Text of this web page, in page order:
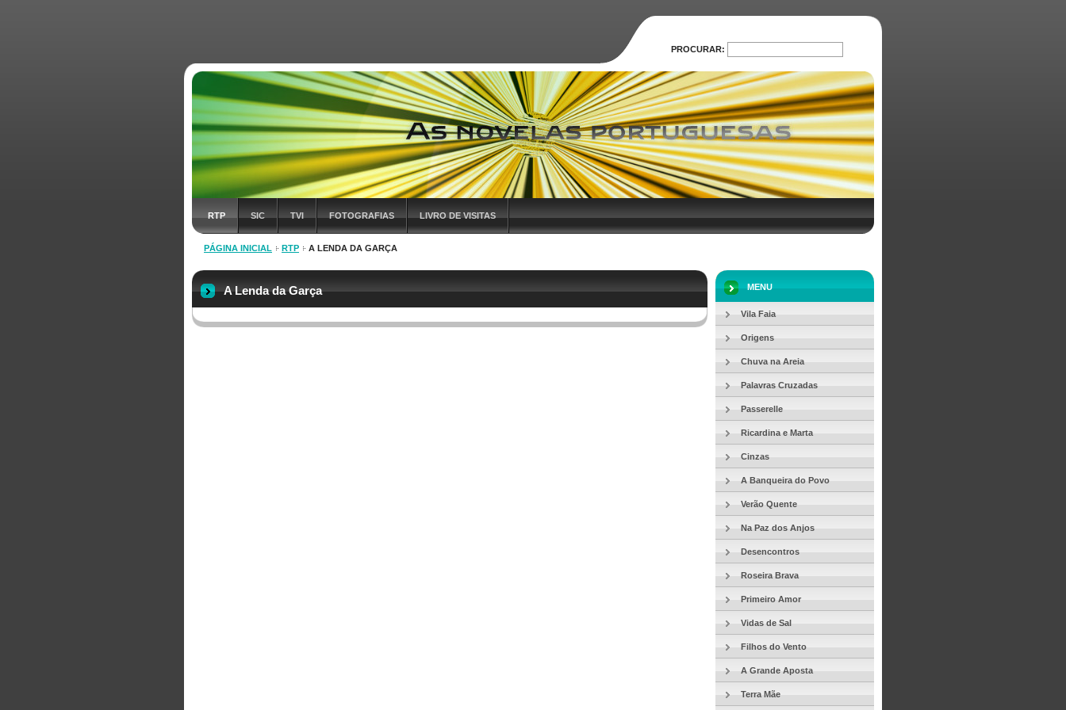
RTP SIC TVI FOTOGRAFIAS LIVRO DE VISITAS
PÁGINA INICIAL RTP A LENDA DA GARÇA
A Lenda da Garça MENU
Vila Faia
Origens
Chuva na Areia
Palavras Cruzadas
Passerelle
Ricardina e Marta
Cinzas
A Banqueira do Povo
Verão Quente
Na Paz dos Anjos
Desencontros
Roseira Brava
Primeiro Amor
Vidas de Sal
Filhos do Vento
A Grande Aposta
Terra Mãe
PROCURAR:
PROCURAR